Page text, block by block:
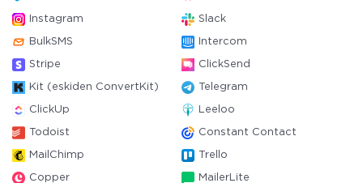
Instagram Slack
BulkSMS Intercom
Stripe ClickSend
Kit (eskiden ConvertKit) Telegram
ClickUp Leeloo
Todoist Constant Contact
MailChimp Trello
Copper MailerLite